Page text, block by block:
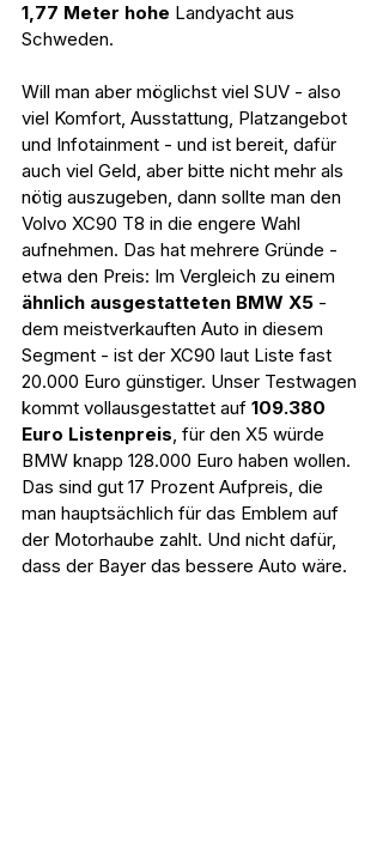
1,77 Meter hohe Landyacht aus
Schweden.
Will man aber möglichst viel SUV - also
viel Komfort, Ausstattung, Platzangebot
und Infotainment - und ist bereit, dafür
auch viel Geld, aber bitte nicht mehr als
nötig auszugeben, dann sollte man den
Volvo XC90 T8 in die engere Wahl
aufnehmen. Das hat mehrere Gründe -
etwa den Preis: Im Vergleich zu einem
ähnlich ausgestatteten BMW X5 -
dem meistverkauften Auto in diesem
Segment - ist der XC90 laut Liste fast
20.000 Euro günstiger. Unser Testwagen
kommt vollausgestattet auf 109.380
Euro Listenpreis, für den X5 würde
BMW knapp 128.000 Euro haben wollen.
Das sind gut 17 Prozent Aufpreis, die
man hauptsächlich für das Emblem auf
der Motorhaube zahlt. Und nicht dafür,
dass der Bayer das bessere Auto wäre.